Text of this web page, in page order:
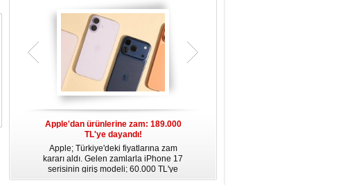
Apple'dan ürünlerine zam: 189.000
TL'ye dayandı!
Apple; Türkiye'deki fiyatlarına zam
kararı aldı. Gelen zamlarla iPhone 17
serisinin giriş modeli; 60.000 TL'ye
dayanırken, Pro Max 189.000 TL
Cook’un yerine Donanım Mühendisliği